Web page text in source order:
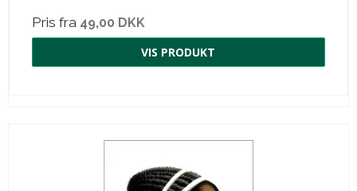
Pris fra 49,00 DKK
VIS PRODUKT